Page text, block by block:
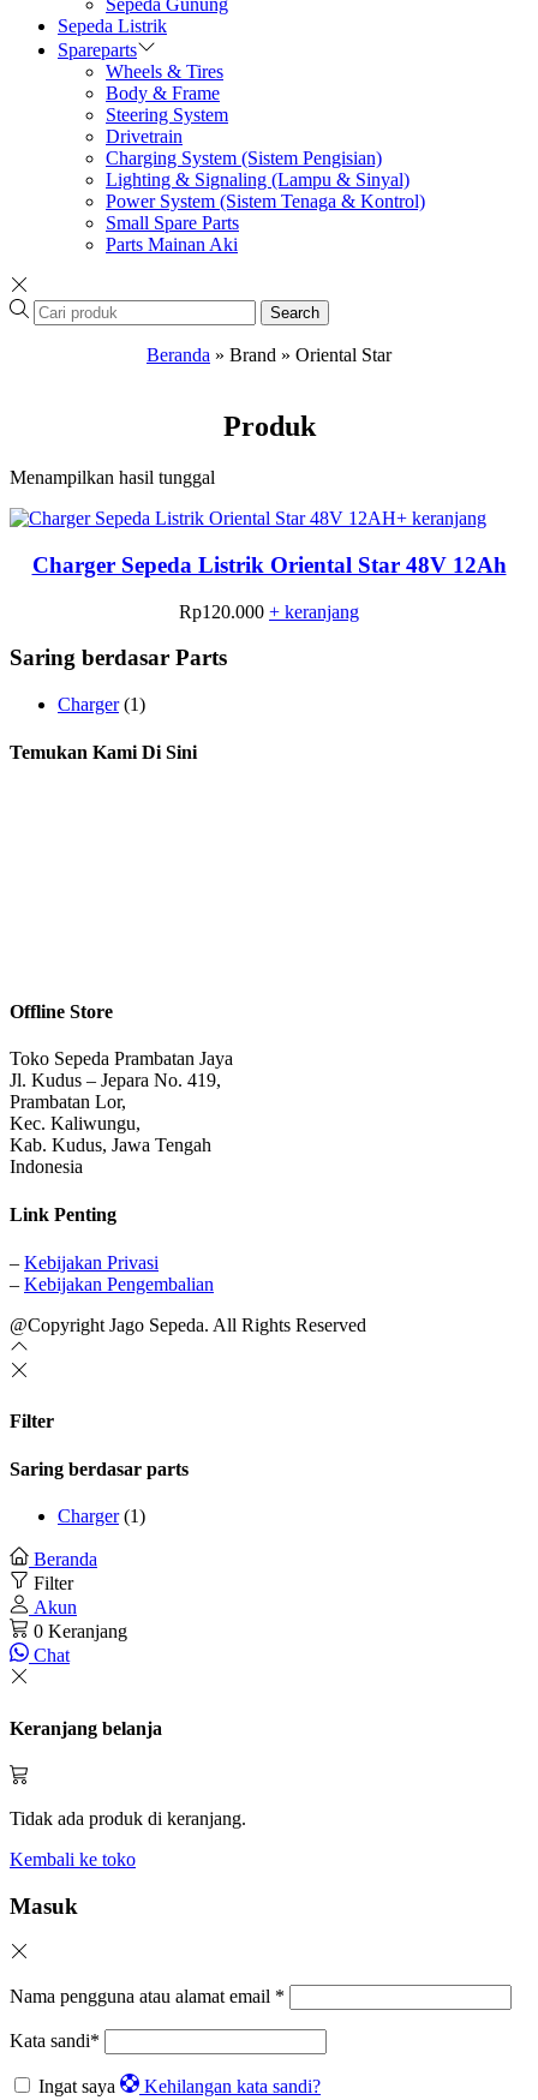
Sepeda Gunung
Sepeda Listrik
Spareparts
Wheels & Tires
Body & Frame
Steering System
Drivetrain
Charging System (Sistem Pengisian)
Lighting & Signaling (Lampu & Sinyal)
Power System (Sistem Tenaga & Kontrol)
Small Spare Parts
Parts Mainan Aki
Search
Beranda » Brand » Oriental Star
Produk
Menampilkan hasil tunggal
+ keranjang
Charger Sepeda Listrik Oriental Star 48V 12Ah
Rp120.000 + keranjang
Saring berdasar Parts
Charger (1)
Temukan Kami Di Sini
Offline Store
Toko Sepeda Prambatan Jaya
Jl. Kudus – Jepara No. 419,
Prambatan Lor,
Kec. Kaliwungu,
Kab. Kudus, Jawa Tengah
Indonesia
Link Penting
– Kebijakan Privasi
– Kebijakan Pengembalian
@Copyright Jago Sepeda. All Rights Reserved
Filter
Saring berdasar parts
Charger (1)
Beranda
Filter
Akun
0 Keranjang
Chat
Keranjang belanja
Tidak ada produk di keranjang.
Kembali ke toko
Masuk
Nama pengguna atau alamat email *
Kata sandi*
Ingat saya Kehilangan kata sandi?